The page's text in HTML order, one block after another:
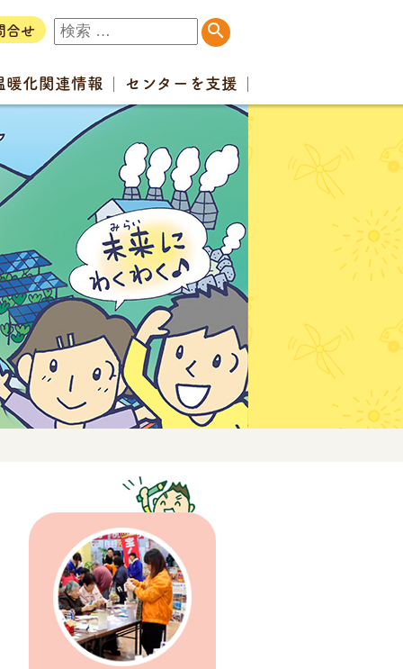
合せ
暖化関連情報 センター を支援